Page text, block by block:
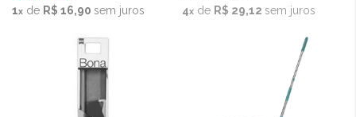
1 de R$ 16,90 sem juros 4 de R$ 29,12 sem juros